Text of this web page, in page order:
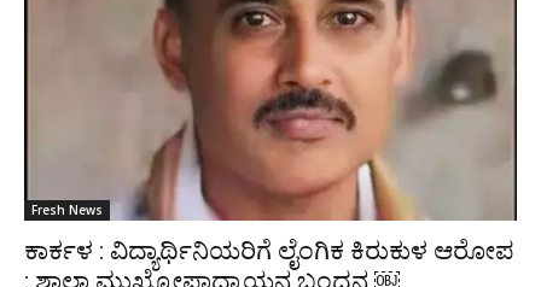
Fresh News
ಕಾರ್ಕಳ : ವಿದ್ಯಾರ್ಥಿನಿಯರಿಗೆ ಲೈಂಗಿಕ ಕಿರುಕುಳ ಆರೋಪ